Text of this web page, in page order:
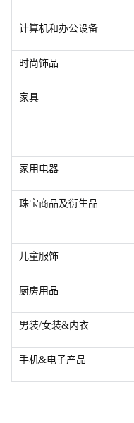
计算机和办公设备
时尚饰品
家具
家用电器
珠宝商品及衍生品
儿童服饰
厨房用品
男装/女装&内衣
手机&电子产品